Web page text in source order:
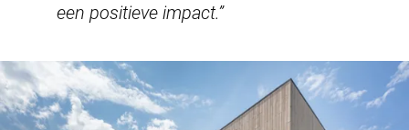
een positieve impact.”